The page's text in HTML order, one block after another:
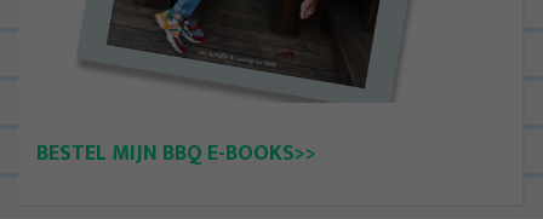
BESTEL MIJN BBQ E-BOOKS>>